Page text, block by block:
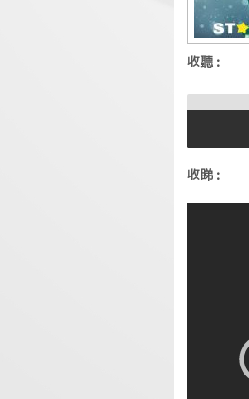
收聽：
收睇：